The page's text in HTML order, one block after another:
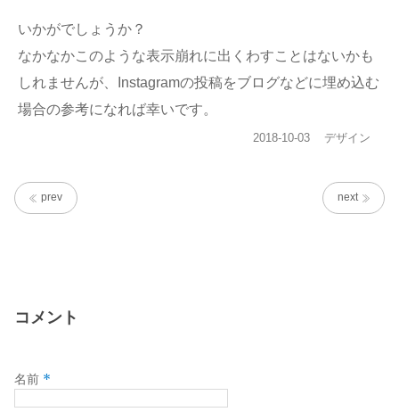
いかがでしょうか？
なかなかこのような表示崩れに出くわすことはないかも
しれませんが、Instagramの投稿をブログなどに埋め込む
場合の参考になれば幸いです。
投
2018-10-03
カ
リ
ー
デザイン
prev next
コメント
名前 *